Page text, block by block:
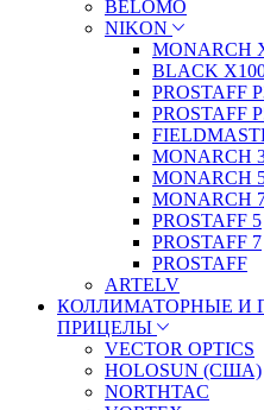
BELOMO
NIKON
MONARCH
BLACK
PROSTAFF
PROSTAFF
MONARCH
MONARCH
MONARCH
PROSTAFF 5
PROSTAFF 7
PROSTAFF
ARTELV
КОЛЛИМАТОРНЫЕ И
ПРИЦЕЛЫ
VECTOR OPTICS
HOLOSUN (США)
NORTHTAC